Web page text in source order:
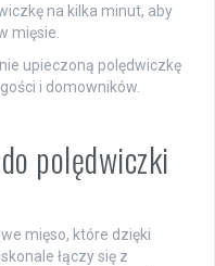
na kilka minut, aby
mięsie.
upieczoną polędwiczkę
i domowników.
polędwiczki
mięso, które dzięki
łączy się z